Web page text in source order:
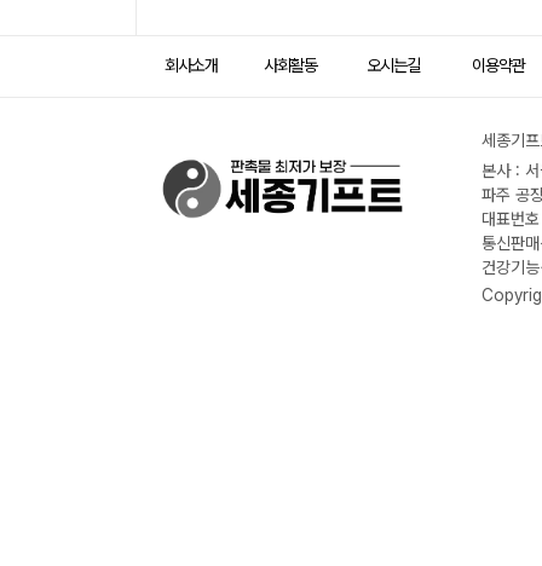
회사소개 사회활동 오시는길 이용약관
세종기
본사 :
파주 공
대표번
통신판
건강기